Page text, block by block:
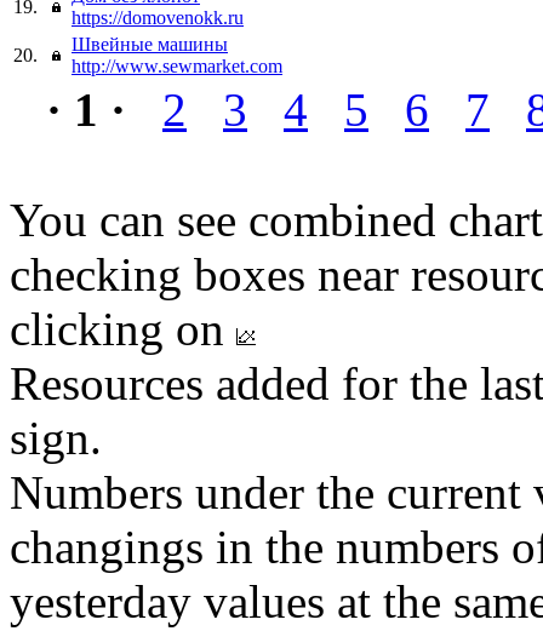
19.
https://domovenokk.ru
20.
Швейные машины
http://www.sewmarket.com
· 1 · 2 3 4 5 6 7
You can see combined
checking boxes near
clicking on
Resources added for the
sign.
Numbers under the
changings in the numbers
yesterday values at the